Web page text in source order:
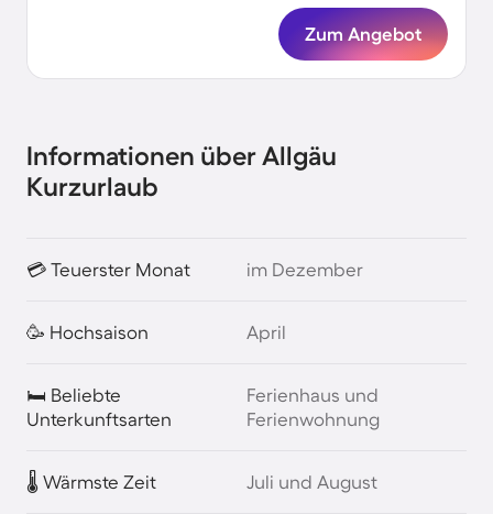
Zum Angebot
Informationen über Allgäu
Kurzurlaub
💳 Teuerster Monat im Dezember
🥳 Hochsaison April
🛏️ Beliebte
Unterkunftsarten
Ferienhaus und
Ferienwohnung
🌡️ Wärmste Zeit Juli und August